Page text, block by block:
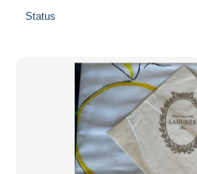
Status